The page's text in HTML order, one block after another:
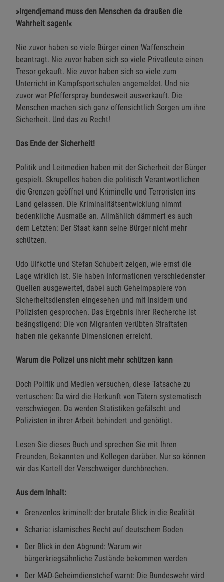
»Irgendjemand muss den Menschen da draußen die
Wahrheit sagen!«
Nie zuvor haben so viele Bürger einen Waffenschein
beantragt. Nie zuvor haben sich so viele Privatleute einen
Tresor gekauft. Nie zuvor haben sich so viele zum
Unterricht in Kampfsportschulen angemeldet. Und nie
zuvor war Pfefferspray bundesweit ausverkauft. Die
Menschen machen sich ganz offensichtlich Sorgen um ihre
Sicherheit. Und das zu Recht!
Das Ende der Sicherheit!
Politik und Leitmedien haben mit der Sicherheit der Bürger
gespielt. Skrupellos haben die politisch Verantwortlichen
die Grenzen geöffnet und Kriminelle und Terroristen ins
Land gelassen. Die Kriminalitätsentwicklung nimmt
bedenkliche Ausmaße an. Allmählich dämmert es auch
dem Letzten: Der Staat kann seine Bürger nicht mehr
schützen.
Udo Ulfkotte und Stefan Schubert zeigen, wie ernst die
Lage wirklich ist. Sie haben Informationen verschiedenster
Quellen ausgewertet, dabei auch Geheimpapiere von
Sicherheitsdiensten eingesehen und mit Insidern und
Polizisten gesprochen. Das Ergebnis ihrer Recherche ist
beängstigend: Die von Migranten verübten Straftaten
haben nie gekannte Dimensionen erreicht.
Warum die Polizei uns nicht mehr schützen kann
Doch Politik und Medien versuchen, diese Tatsache zu
vertuschen: Da wird die Herkunft von Tätern systematisch
verschwiegen. Da werden Statistiken gefälscht und
Polizisten in ihrer Arbeit behindert und genötigt.
Lesen Sie dieses Buch und sprechen Sie mit Ihren
Freunden, Bekannten und Kollegen darüber. Nur so können
wir das Kartell der Verschweiger durchbrechen.
Aus dem Inhalt:
Grenzenlos kriminell: der brutale Blick in die Realität
Scharia: islamisches Recht auf deutschem Boden
Der Blick in den Abgrund: Warum wir
bürgerkriegsähnliche Zustände bekommen werden
Der MAD-Geheimdienstchef warnt: Die Bundeswehr wird